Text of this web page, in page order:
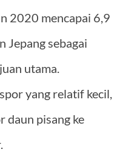
2020 mencapai 6,9
Jepang sebagai
utama.
yang relatif kecil,
daun pisang ke